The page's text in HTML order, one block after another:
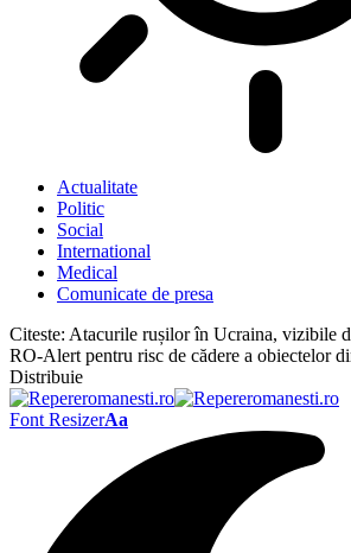
Actualitate
Politic
Social
International
Medical
Comunicate de presa
Citeste: Atacurile rușilor în Ucraina, vizibile
RO-Alert pentru risc de cădere a obiectelor
Distribuie
Font ResizerAa